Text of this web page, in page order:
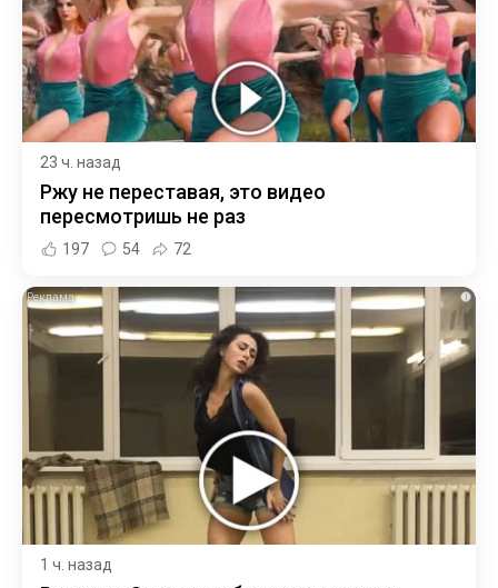
23 ч. назад
Ржу не переставая, это видео
пересмотришь не раз
197 54 72
i
1 ч. назад